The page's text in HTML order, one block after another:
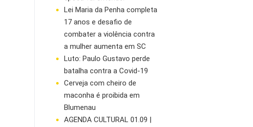
Lei Maria da Penha completa
17 anos e desafio de
combater a violência contra
a mulher aumenta em SC
Luto: Paulo Gustavo perde
batalha contra a Covid-19
Cerveja com cheiro de
maconha é proibida em
Blumenau
AGENDA CULTURAL 01.09 |